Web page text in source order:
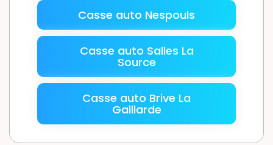
Casse auto Nespouls
Casse auto Salles La
Source
Casse auto Brive La
Gaillarde